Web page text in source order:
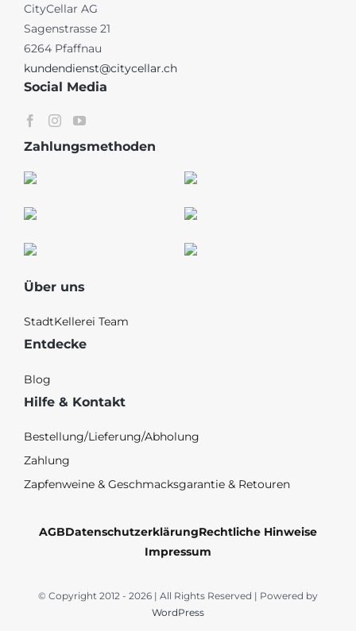
CityCellar AG
Sagenstrasse 21
6264 Pfaffnau
kundendienst@citycellar.ch
Social Media
Zahlungsmethoden
Über uns
StadtKellerei Team
Entdecke
Blog
Hilfe & Kontakt
Bestellung/Lieferung/Abholung
Zahlung
Zapfenweine & Geschmacksgarantie & Retouren
AGBDatenschutzerklärungRechtliche Hinweise
Impressum
© Copyright 2012 - 2026 | All Rights Reserved | Powered by
WordPress